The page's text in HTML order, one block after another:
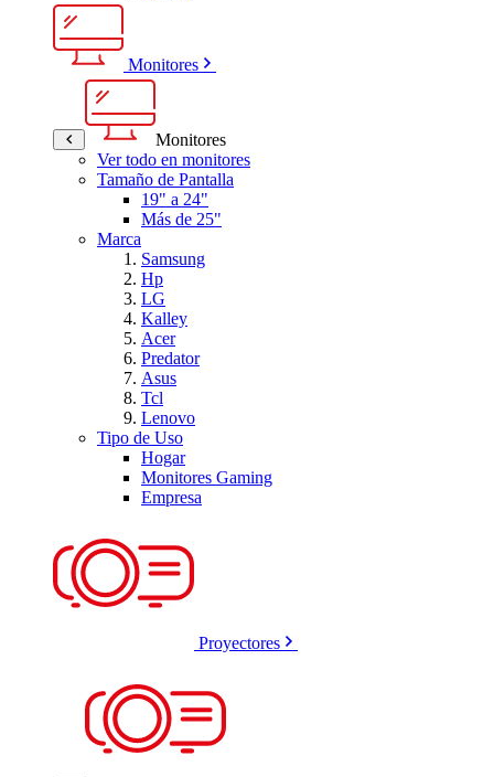
Monitores
Monitores
Ver todo en monitores
Tamaño de Pantalla
19" a 24"
Más de 25"
Marca
Samsung
Hp
LG
Kalley
Acer
Predator
Asus
Tcl
Lenovo
Tipo de Uso
Hogar
Monitores Gaming
Empresa
Proyectores